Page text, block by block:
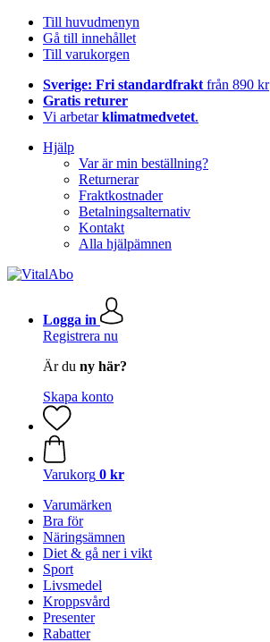
Till huvudmenyn
Gå till innehållet
Till varukorgen
Sverige: Fri standardfrakt från 890 kr
Gratis returer
Vi arbetarklimatmedvetet.
Hjälp
Var är min beställning?
Returnerar
Fraktkostnader
Betalningsalternativ
Kontakt
Alla hjälpämnen
Logga in
Registrera nu
Är du ny här?
Skapa konto
Varukorg 0 kr
Varumärken
Bra för
Näringsämnen
Diet & gå ner i vikt
Sport
Livsmedel
Kroppsvård
Presenter
Rabatter